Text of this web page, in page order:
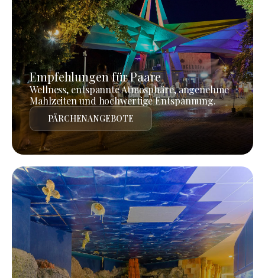
Empfehlungen für Paare
Wellness, entspannte Atmosphäre, angenehme
Mahlzeiten und hochwertige Entspannung.
PÄRCHENANGEBOTE